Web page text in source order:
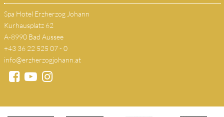
Spa Hotel Erzherzog Johann
Kurhausplatz 62
A-8990 Bad Aussee
+43 36 22 525 07 - 0
info@erzherzogjohann.at